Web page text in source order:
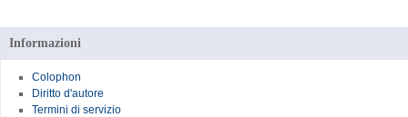
Informazioni
Colophon
Diritto d'autore
Termini di servizio